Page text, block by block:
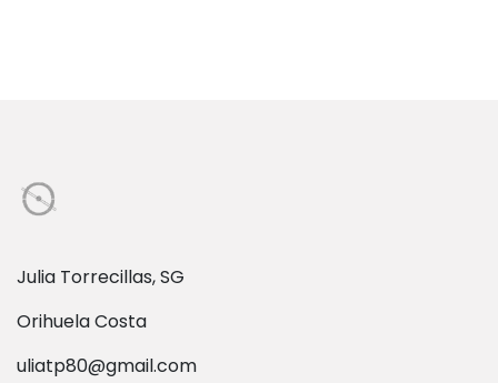
Julia Torrecillas, SG
Orihuela Costa
uliatp80@gmail.com